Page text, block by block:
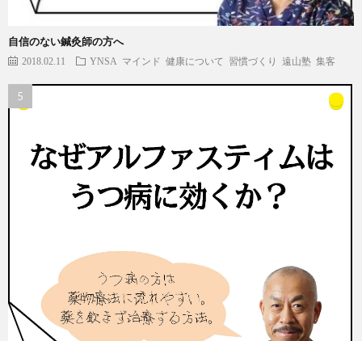
自信のない鍼灸師の方へ
2018.02.11 YNSA マインド 健康について 習慣づくり 遠山塾 集客